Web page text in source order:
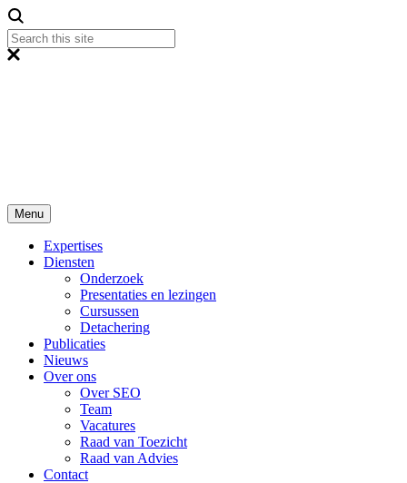
Menu
Expertises
Diensten
Onderzoek
Presentaties en lezingen
Cursussen
Detachering
Publicaties
Nieuws
Over ons
Over SEO
Team
Vacatures
Raad van Toezicht
Raad van Advies
Contact